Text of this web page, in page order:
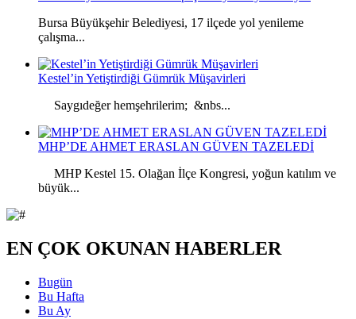
Bursa Büyükşehir Belediyesi, 17 ilçede yol yenileme
çalışma...
Kestel’in Yetiştirdiği Gümrük Müşavirleri
Saygıdeğer hemşehrilerim; &nbs...
MHP’DE AHMET ERASLAN GÜVEN TAZELEDİ
MHP Kestel 15. Olağan İlçe Kongresi, yoğun katılım ve
büyük...
EN ÇOK OKUNAN HABERLER
Bugün
Bu Hafta
Bu Ay